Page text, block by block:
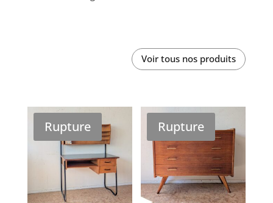
Voir tous nos produits
Rupture Rupture